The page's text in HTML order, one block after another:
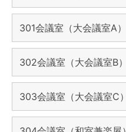
301会議室（大会議室A）
302会議室（大会議室B）
303会議室（大会議室C）